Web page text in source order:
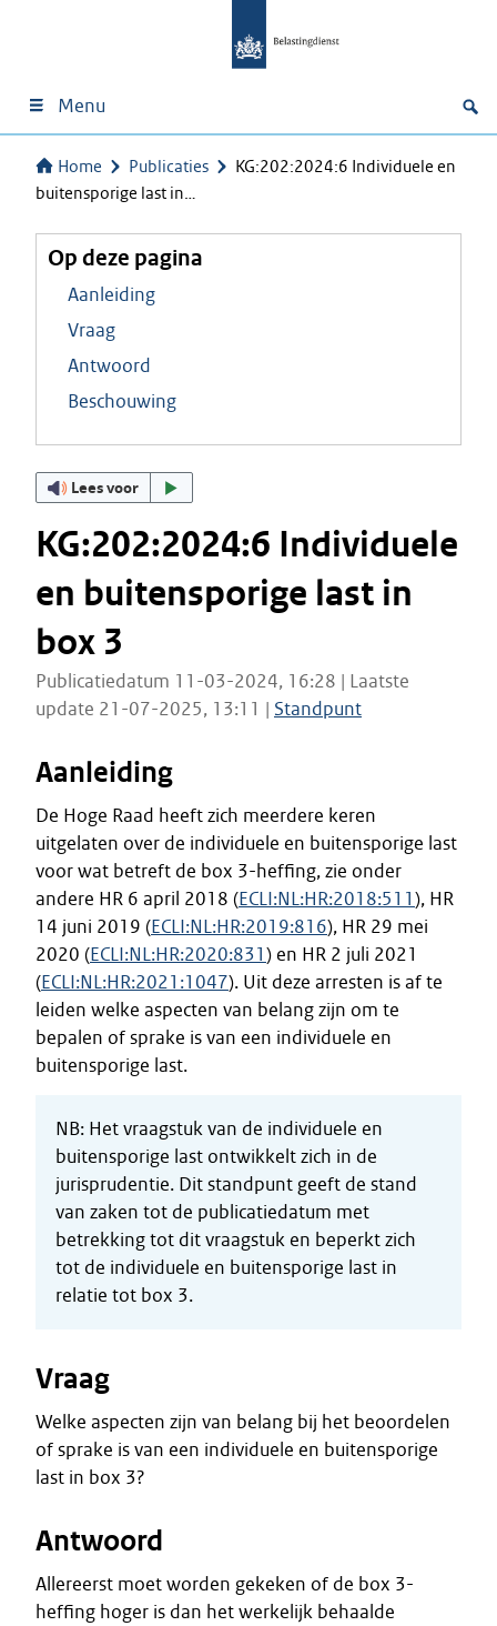
Menu
Home Publicaties
KG:202:2024:6 Individuele en
buitensporige last in…
Op deze pagina
Aanleiding
Vraag
Antwoord
Beschouwing
Lees voor
KG:202:2024:6 Individuele
en buitensporige last in
box 3
Publicatiedatum 11-03-2024, 16:28 | Laatste
update 21-07-2025, 13:11 | Standpunt
Aanleiding
De Hoge Raad heeft zich meerdere keren
uitgelaten over de individuele en buitensporige last
voor wat betreft de box 3-heffing, zie onder
andere HR 6 april 2018 (ECLI:NL:HR:2018:511), HR
14 juni 2019 (ECLI:NL:HR:2019:816), HR 29 mei
2020 (ECLI:NL:HR:2020:831) en HR 2 juli 2021
(ECLI:NL:HR:2021:1047). Uit deze arresten is af te
leiden welke aspecten van belang zijn om te
bepalen of sprake is van een individuele en
buitensporige last.
NB: Het vraagstuk van de individuele en
buitensporige last ontwikkelt zich in de
jurisprudentie. Dit standpunt geeft de stand
van zaken tot de publicatiedatum met
betrekking tot dit vraagstuk en beperkt zich
tot de individuele en buitensporige last in
relatie tot box 3.
Vraag
Welke aspecten zijn van belang bij het beoordelen
of sprake is van een individuele en buitensporige
last in box 3?
Antwoord
Allereerst moet worden gekeken of de box 3-
heffing hoger is dan het werkelijk behaalde